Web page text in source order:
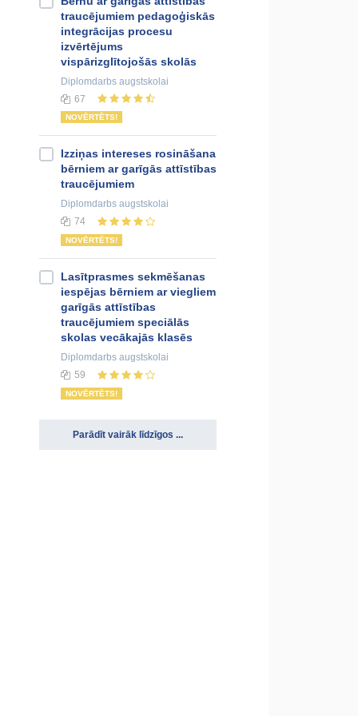
traucējumiem pedagoģiskās
integrācijas procesu
izvērtējums
vispārizglītojošās skolās
Diplomdarbs augstskolai
67
NOVĒRTĒTS!
Izziņas intereses rosināšana
bērniem ar garīgās attīstības
traucējumiem
Diplomdarbs augstskolai
74
NOVĒRTĒTS!
Lasītprasmes sekmēšanas
iespējas bērniem ar viegliem
garīgās attīstības
traucējumiem speciālās
skolas vecākajās klasēs
Diplomdarbs augstskolai
59
NOVĒRTĒTS!
Parādīt vairāk līdzīgos ...